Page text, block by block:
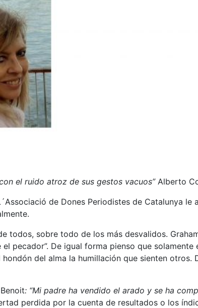
el ruido atroz de sus gestos vacuos” Alberto
de Dones Periodistes de Catalunya le
todos, sobre todo de los más desvalidos.
pecador”. De igual forma pienso que solamente
del alma la humillación que sienten otros.
: “Mi padre ha vendido el arado y se ha
perdida por la cuenta de resultados o los